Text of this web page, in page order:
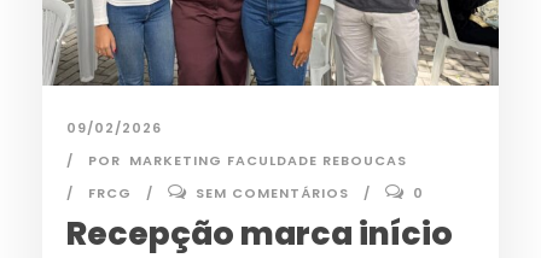
09/02/2026
POR MARKETING FACULDADE REBOUCAS
FRCG
SEM COMENTÁRIOS 0
Recepção marca início